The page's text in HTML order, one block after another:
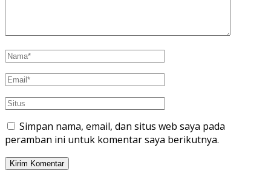
Simpan nama, email, dan situs web saya pada
peramban ini untuk komentar saya berikutnya.